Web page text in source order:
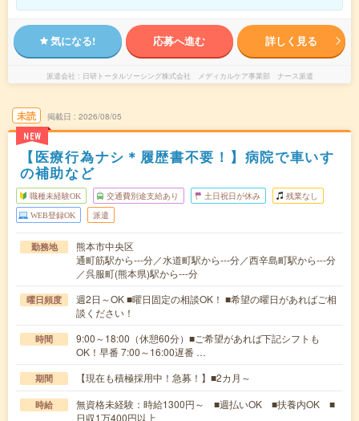
気になる! 応募へ進む 詳しく見る
派遣会社 日研トータルソーシング株式会社 メディカルケア事業部 ナース派遣
未読
NEW
掲載日 2026/08/05
【医療行為ナシ＊履歴書不要！】病院で車いす
の補助など
職種未経験OK 交通費別途支給あり 土日祝日が休み 残業なし
WEB登録OK 派遣
勤務地
熊本市中央区
通町筋駅から---分／水道町駅から---分／西辛島町駅から---分
／呉服町(熊本県)駅から---分
曜日頻度
週2日～OK ■曜日固定の相談OK！ ■希望の曜日があればご相
談ください！
時間
9:00～18:00（休憩60分）■ご希望があれば下記シフトも
OK！早番 7:00～16:00遅番 …
期間 【現在も積極採用中！急募！】■2カ月～
時給
無資格未経験：時給1300円～ ■週払いOK ■扶養内OK ■
日収1万400円以上